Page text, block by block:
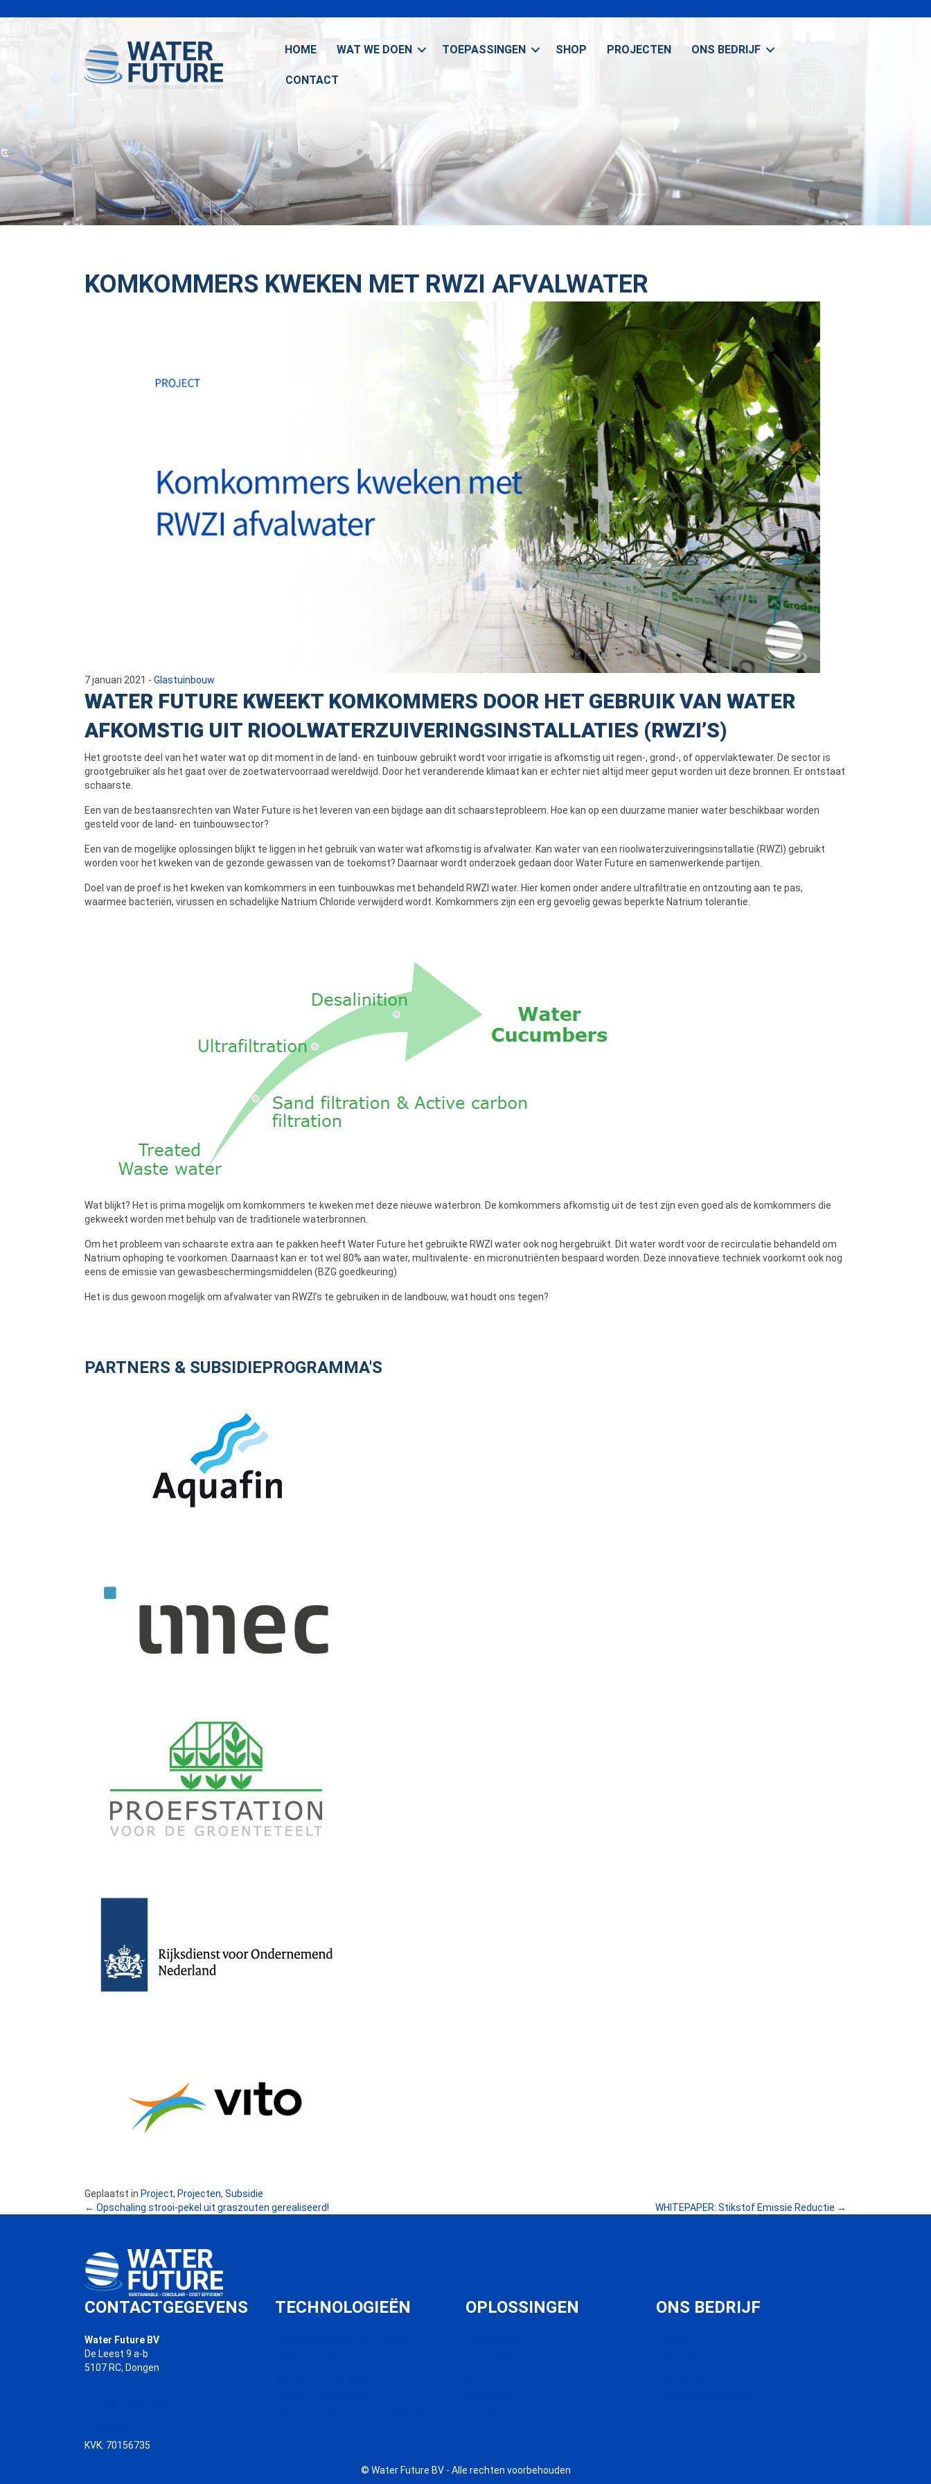
HOME WAT WE DOEN TOEPASSINGEN SHOP PROJECTEN ONS BEDRIJF
CONTACT
KOMKOMMERS KWEKEN MET RWZI AFVALWATER
7 januari 2021 - Glastuinbouw
WATER FUTURE KWEEKT KOMKOMMERS DOOR HET GEBRUIK VAN WATER
AFKOMSTIG UIT RIOOLWATERZUIVERINGSINSTALLATIES (RWZI’S)
Het grootste deel van het water wat op dit moment in de land- en tuinbouw gebruikt wordt voor irrigatie is afkomstig uit regen-, grond-, of oppervlaktewater. De sector is
grootgebruiker als het gaat over de zoetwatervoorraad wereldwijd. Door het veranderende klimaat kan er echter niet altijd meer geput worden uit deze bronnen. Er ontstaat
schaarste.
Een van de bestaansrechten van Water Future is het leveren van een bijdage aan dit schaarsteprobleem. Hoe kan op een duurzame manier water beschikbaar worden
gesteld voor de land- en tuinbouwsector?
Een van de mogelijke oplossingen blijkt te liggen in het gebruik van water wat afkomstig is afvalwater. Kan water van een rioolwaterzuiveringsinstallatie (RWZI) gebruikt
worden voor het kweken van de gezonde gewassen van de toekomst? Daarnaar wordt onderzoek gedaan door Water Future en samenwerkende partijen.
Doel van de proef is het kweken van komkommers in een tuinbouwkas met behandeld RWZI water. Hier komen onder andere ultrafiltratie en ontzouting aan te pas,
waarmee bacteriën, virussen en schadelijke Natrium Chloride verwijderd wordt. Komkommers zijn een erg gevoelig gewas beperkte Natrium tolerantie.
Wat blijkt? Het is prima mogelijk om komkommers te kweken met deze nieuwe waterbron. De komkommers afkomstig uit de test zijn even goed als de komkommers die
gekweekt worden met behulp van de traditionele waterbronnen.
Om het probleem van schaarste extra aan te pakken heeft Water Future het gebruikte RWZI water ook nog hergebruikt. Dit water wordt voor de recirculatie behandeld om
Natrium ophoping te voorkomen. Daarnaast kan er tot wel 80% aan water, multivalente- en micronutriënten bespaard worden. Deze innovatieve techniek voorkomt ook nog
eens de emissie van gewasbeschermingsmiddelen (BZG goedkeuring)
Het is dus gewoon mogelijk om afvalwater van RWZI’s te gebruiken in de landbouw, wat houdt ons tegen?
PARTNERS & SUBSIDIEPROGRAMMA'S
Geplaatst in Project, Projecten, Subsidie
POSTS
NAVIGATION
← Opschaling strooi-pekel uit graszouten gerealiseerd! WHITEPAPER: Stikstof Emissie Reductie →
CONTACTGEGEVENS
Water Future BV
De Leest 9 a-b
5107 RC, Dongen
KVK: 70156735
TECHNOLOGIEËN OPLOSSINGEN ONS BEDRIJF
© Water Future BV - Alle rechten voorbehouden